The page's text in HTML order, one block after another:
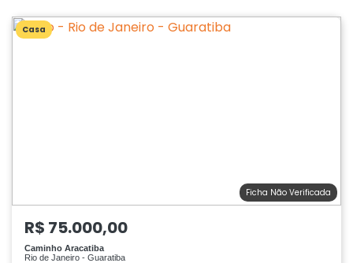
Casa
Ficha Não Verificada
R$ 75.000,00
Caminho Aracatiba
Rio de Janeiro - Guaratiba